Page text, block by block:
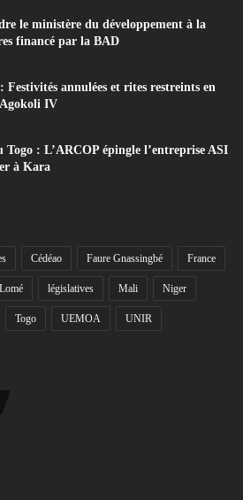
le ministère du développement à la
financé par la BAD
Festivités annulées et rites restreints en
IV
: L’ARCOP épingle l’entreprise ASI
à Kara
Cédéao Faure Gnassingbé France
Lomé législatives Mali Niger
Togo UEMOA UNIR